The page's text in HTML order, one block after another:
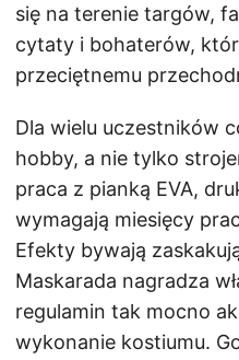
się na terenie targów,
cytaty i bohaterów,
przeciętnemu
Dla wielu uczestników
hobby, a nie tylko
praca z pianką EVA,
wymagają miesięcy
Efekty bywają
Maskarada nagradza
regulamin tak mocno
wykonanie kostiumu.